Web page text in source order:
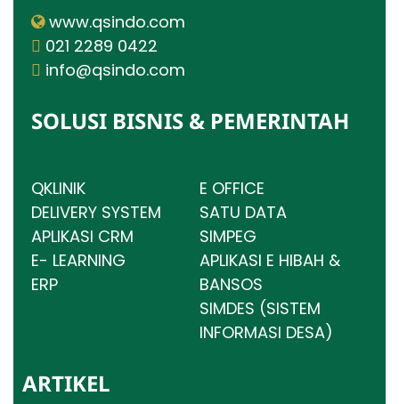
www.qsindo.com
021 2289 0422
info@qsindo.com
SOLUSI BISNIS & PEMERINTAH
QKLINIK
DELIVERY SYSTEM
APLIKASI CRM
E- LEARNING
ERP
E OFFICE
SATU DATA
SIMPEG
APLIKASI E HIBAH &
BANSOS
SIMDES (SISTEM
INFORMASI DESA)
ARTIKEL